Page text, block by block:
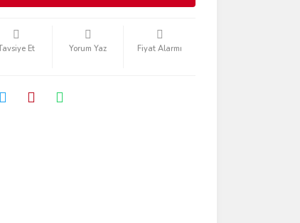
Et Yorum Yaz Fiyat Alarmı